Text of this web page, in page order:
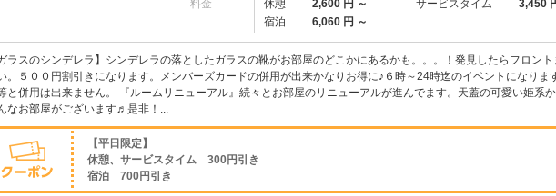
料金 休憩 2,600 円 ～ サービスタイム
3,450
宿泊
6,060 円 ～
ガラスのシンデレラ】シンデレラの落としたガラスの靴がお部屋のどこかにあるかも。。。！発見したらフロン
。５００円割引きになります。メンバーズカードの併用が出来かなりお得に♪６時～24時迄のイベントになりま
と併用は出来ません。 『ルームリニューアル』続々とお部屋のリニューアルが進んでます。天蓋の可愛い姫系
なお部屋がございます♬是非！...
【平日限定】
休憩、サービスタイム 300円引き
宿泊 700円引き